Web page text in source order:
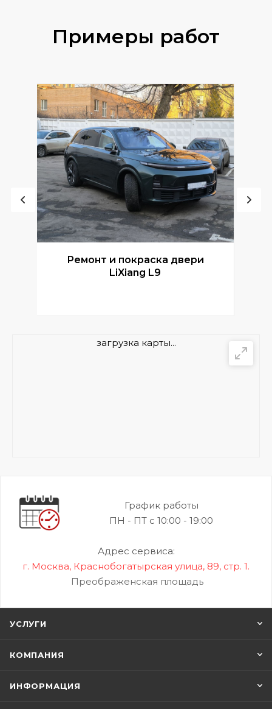
Примеры работ
Ремонт и покраска двери
LiXiang L9
загрузка карты...
График работы
ПН - ПТ с 10:00 - 19:00
Адрес сервиса:
г. Москва, Краснобогатырская улица, 89, стр. 1.
Преображенская площадь
УСЛУГИ
КОМПАНИЯ
ИНФОРМАЦИЯ